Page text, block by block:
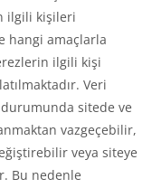
ilgili kişileri
hangi amaçlarla
ilgili kişi
Veri
sitede ve
vazgeçebilir,
veya siteye
Bu nedenle